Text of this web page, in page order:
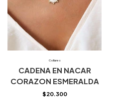
Collares
CADENA EN NACAR
CORAZON ESMERALDA
$20.300